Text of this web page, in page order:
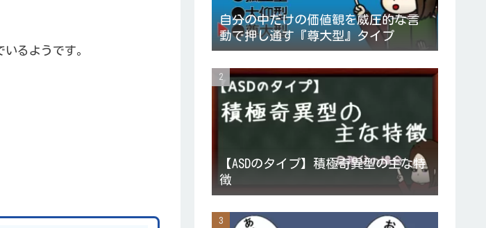
るようです。
自分の中だけの価値観を威圧的な言
動で押し通す『尊大型』タイプ
【ASDのタイプ】積極奇異型の主な特
徴